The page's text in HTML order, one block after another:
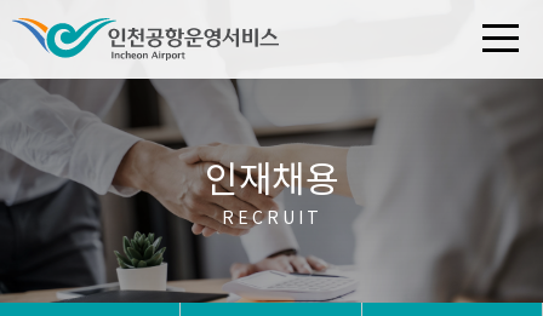
인재채용
RECRUIT